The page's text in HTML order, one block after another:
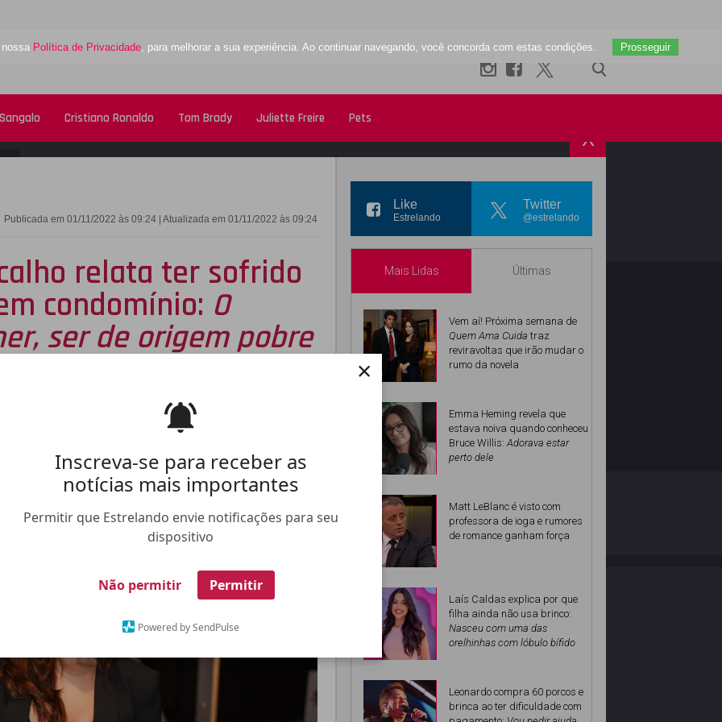
Inscreva-se para receber as
notícias mais importantes
Permitir que Estrelando envie notificações para seu
dispositivo
Não permitir Permitir
Powered by SendPulse
×
Política de Privacidade, para melhorar a sua experiência. Ao continuar navegando, você concorda com estas condições. Prosseguir
Cristiano Ronaldo Tom Brady Juliette Freire Pets
X
Publicada em 01/11/2022 às 09:24 | Atualizada em 01/11/2022 às 09:24
relata ter sofrido
condomínio: O
ser de origem pobre
após o ocorrido
Whatsapp
Like
Estrelando
Twitter
@estrelando
Mais Lidas Últimas
Vem aí! Próxima semana de
Quem Ama Cuida traz
reviravoltas que irão mudar o
rumo da novela
Emma Heming revela que
estava noiva quando conheceu
Bruce Willis:Adorava estar
perto dele
Matt LeBlanc é visto com
professora de ioga e rumores
de romance ganham força
Laís Caldas explica por que
filha ainda não usa brinco:
Nasceu com uma das
orelhinhas com lóbulo bífido
Leonardo compra 60 porcos e
brinca ao ter dificuldade com
INSTAGRAM
FALE CONOSCO ANUNCIE NO ESTRELANDO TRABALHE NO ESTRELANDO
Desenvolvido por